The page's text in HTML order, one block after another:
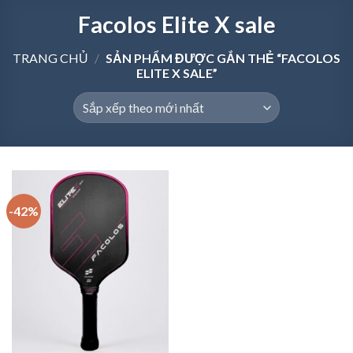
Facolos Elite X sale
TRANG CHỦ / SẢN PHẨM ĐƯỢC GẮN THẺ “FACOLOS
ELITE X SALE”
-42%